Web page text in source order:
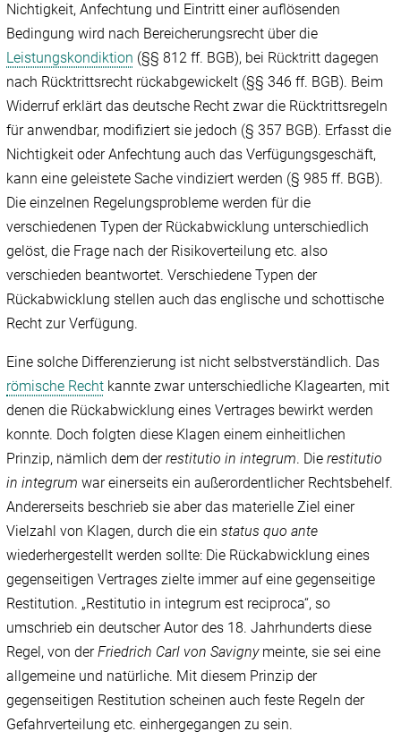
Nichtigkeit, Anfechtung und Eintritt einer auflösenden
Bedingung wird nach Bereicherungsrecht über die
Leistungskondiktion (§§ 812 ff. BGB), bei Rücktritt dagegen
nach Rücktrittsrecht rückabgewickelt (§§ 346 ff. BGB). Beim
Widerruf erklärt das deutsche Recht zwar die Rücktrittsregeln
für anwendbar, modifiziert sie jedoch (§ 357 BGB). Erfasst die
Nichtigkeit oder Anfechtung auch das Verfügungsgeschäft,
kann eine geleistete Sache vindiziert werden (§ 985 ff. BGB).
Die einzelnen Regelungsprobleme werden für die
verschiedenen Typen der Rückabwicklung unterschiedlich
gelöst, die Frage nach der Risikoverteilung etc. also
verschieden beantwortet. Verschiedene Typen der
Rückabwicklung stellen auch das englische und schottische
Recht zur Verfügung.
Eine solche Differenzierung ist nicht selbstverständlich. Das
römische Recht kannte zwar unterschiedliche Klagearten, mit
denen die Rückabwicklung eines Vertrages bewirkt werden
konnte. Doch folgten diese Klagen einem einheitlichen
Prinzip, nämlich dem derrestitutio in integrum. Dierestitutio
in integrum war einerseits ein außerordentlicher Rechtsbehelf.
Andererseits beschrieb sie aber das materielle Ziel einer
Vielzahl von Klagen, durch die einstatus quo ante
wiederhergestellt werden sollte: Die Rückabwicklung eines
gegenseitigen Vertrages zielte immer auf eine gegenseitige
Restitution. „Restitutio in integrum est reciproca“, so
umschrieb ein deutscher Autor des 18. Jahrhunderts diese
Regel, von derFriedrich Carl von Savignymeinte, sie sei eine
allgemeine und natürliche. Mit diesem Prinzip der
gegenseitigen Restitution scheinen auch feste Regeln der
Gefahrverteilung etc. einhergegangen zu sein.